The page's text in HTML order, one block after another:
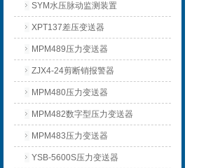
SYM水压脉动监测装置
XPT137差压变送器
MPM489压力变送器
ZJX4-24剪断销报警器
MPM480压力变送器
MPM482数字型压力变送器
MPM483压力变送器
YSB-5600S压力变送器